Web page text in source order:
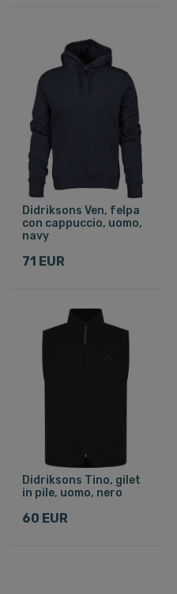
Didriksons Ven, felpa
con cappuccio, uomo,
navy
71 EUR
Didriksons Tino, gilet
in pile, uomo, nero
60 EUR